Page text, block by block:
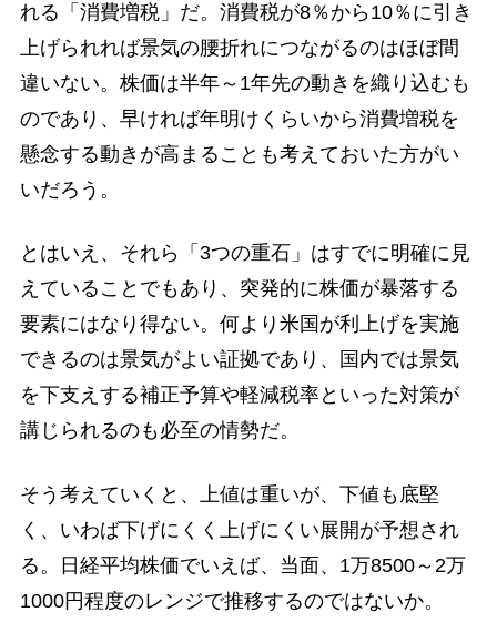
れる「消費増税」だ。消費税が8％から10％に引き
上げられれば景気の腰折れにつながるのはほぼ間
違いない。株価は半年～1年先の動きを織り込むも
のであり、早ければ年明けくらいから消費増税を
懸念する動きが高まることも考えておいた方がい
いだろう。
とはいえ、それら「3つの重石」はすでに明確に見
えていることでもあり、突発的に株価が暴落する
要素にはなり得ない。何より米国が利上げを実施
できるのは景気がよい証拠であり、国内では景気
を下支えする補正予算や軽減税率といった対策が
講じられるのも必至の情勢だ。
そう考えていくと、上値は重いが、下値も底堅
く、いわば下げにくく上げにくい展開が予想され
る。日経平均株価でいえば、当面、1万8500～2万
1000円程度のレンジで推移するのではないか。